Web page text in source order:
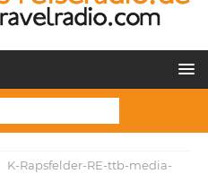
K-Rapsfelder-RE-ttb-media-